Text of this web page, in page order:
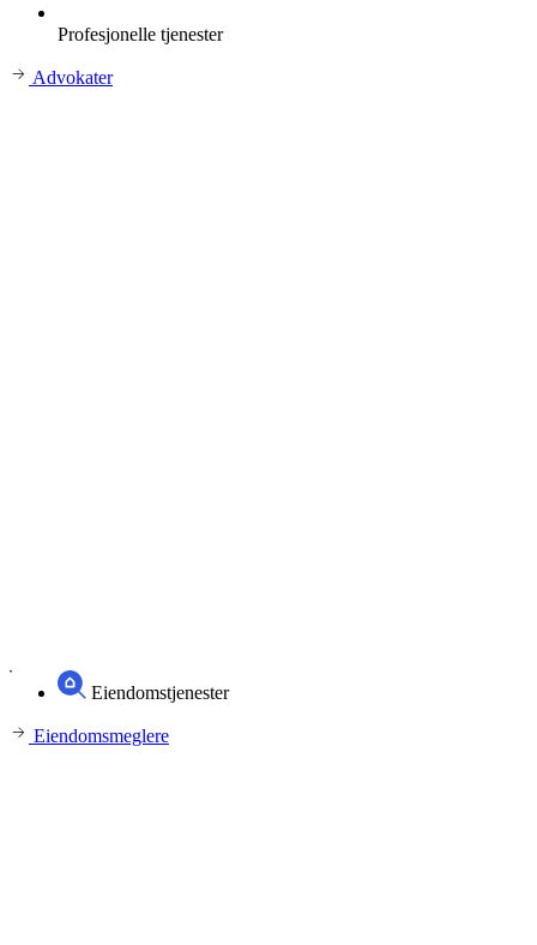
Profesjonelle tjenester
Advokater
Eiendomstjenester
Eiendomsmeglere